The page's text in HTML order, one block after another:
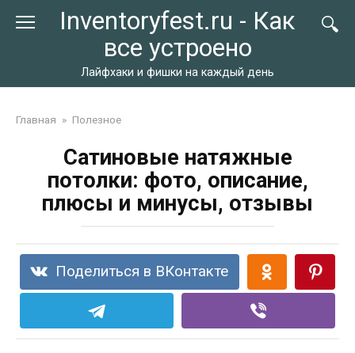
Inventoryfest.ru - Как
все устроено
Лайфхаки и фишки на каждый день
Главная » Полезное
Сатиновые натяжные
потолки: фото, описание,
плюсы и минусы, отзывы
Поделиться в ВКонтакте